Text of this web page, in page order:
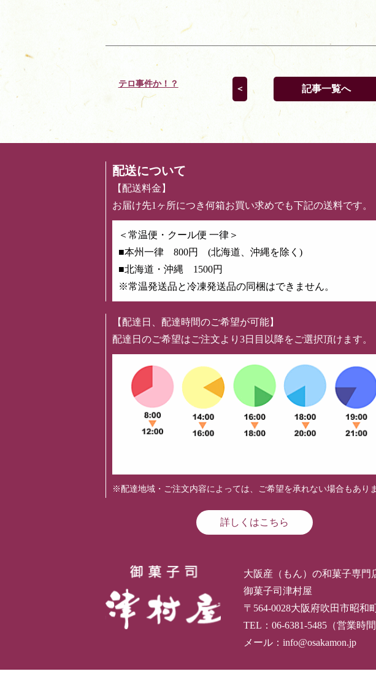
テロ事件か！？
＜ 記事一覧へ
配送について
【配送料金】
お届け先1ヶ所につき何箱お買い求めでも下記の送料です。
＜常温便・クール便 一律＞
■本州一律 800円 (北海道、沖縄を除く)
■北海道・沖縄 1500円
※常温発送品と冷凍発送品の同梱はできません。
【配達日、配達時間のご希望が可能】
配達日のご希望はご注文より3日目以降をご選択頂けます。
※配達地域・ご注文内容によっては、ご希望を承れない場合もありま
詳しくはこちら
大阪産（もん）の和菓子専門
御菓子司津村屋
〒564-0028大阪府吹田市昭和
TEL：06-6381-5485（営業時
メール：info@osakamon.jp